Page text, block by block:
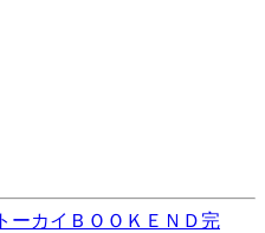
トーカイＢＯＯＫＥＮＤ完